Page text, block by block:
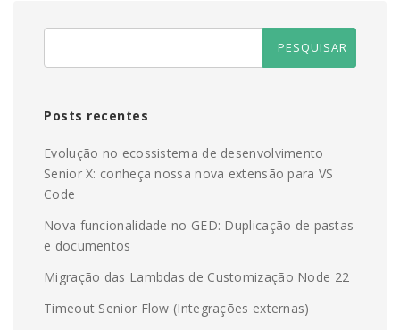
Posts recentes
Evolução no ecossistema de desenvolvimento
Senior X: conheça nossa nova extensão para VS
Code
Nova funcionalidade no GED: Duplicação de pastas
e documentos
Migração das Lambdas de Customização Node 22
Timeout Senior Flow (Integrações externas)